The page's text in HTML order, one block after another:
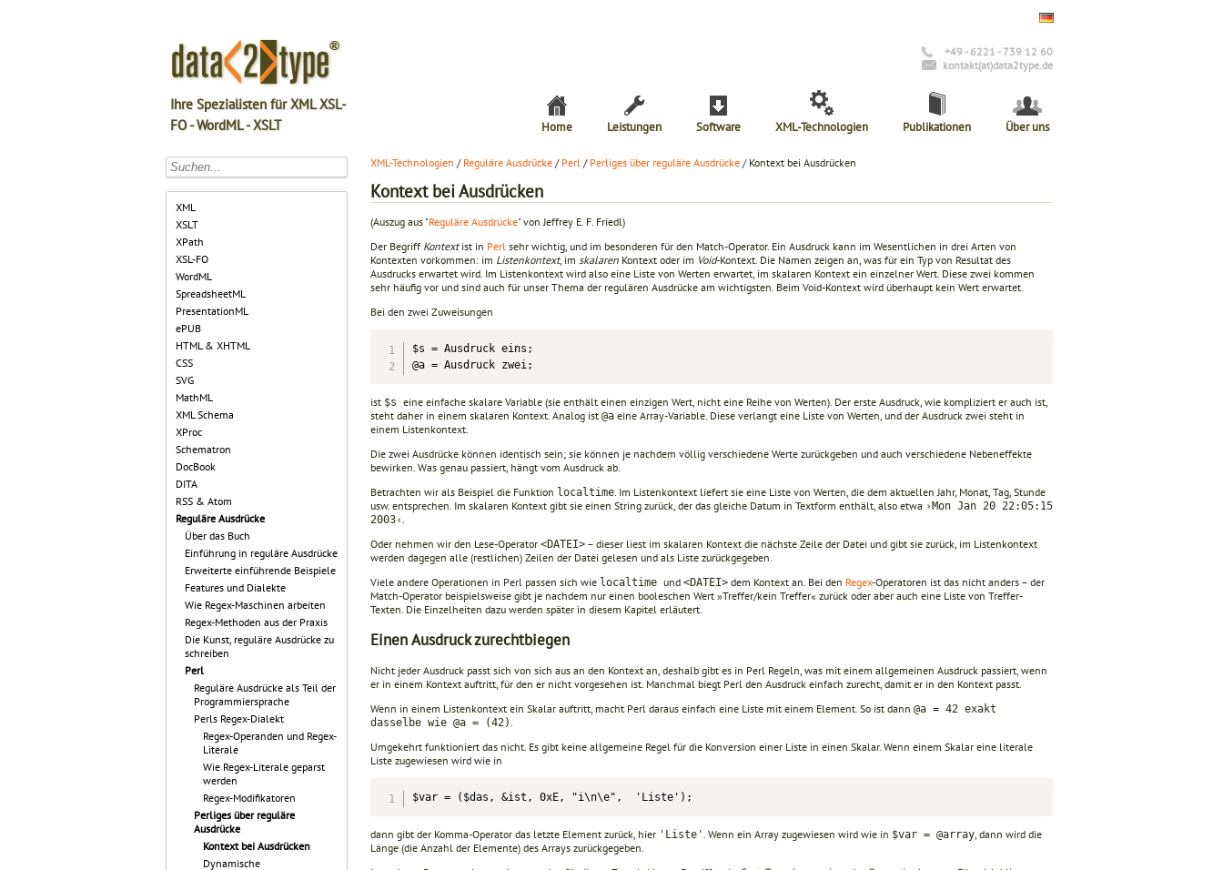
Ihre Spezialisten für XML XSL-
FO - WordML - XSLT
+49 - 6221 - 739 12 60
kontakt(at)data2type.de
Home Leistungen Software XML-Technologien Publikationen Über uns
XML
XSLT
XPath
XSL-FO
WordML
SpreadsheetML
PresentationML
ePUB
HTML & XHTML
CSS
SVG
MathML
XML Schema
XProc
Schematron
DocBook
DITA
RSS & Atom
Reguläre Ausdrücke
Über das Buch
Einführung in reguläre Ausdrücke
Erweiterte einführende Beispiele
Features und Dialekte
Wie Regex-Maschinen arbeiten
Regex-Methoden aus der Praxis
Die Kunst, reguläre Ausdrücke zu
schreiben
Perl
Reguläre Ausdrücke als Teil der
Programmiersprache
Perls Regex-Dialekt
Regex-Operanden und Regex-
Literale
Wie Regex-Literale geparst
werden
Regex-Modifikatoren
Perliges über reguläre
Ausdrücke
Kontext bei Ausdrücken
Dynamische
XML-Technologien / Reguläre Ausdrücke / Perl / Perliges über reguläre Ausdrücke / Kontext bei Ausdrücken
Kontext bei Ausdrücken
(Auszug aus "Reguläre Ausdrücke" von Jeffrey E. F. Friedl)
Der Begriff Kontext ist in Perl sehr wichtig, und im besonderen für den Match-Operator. Ein Ausdruck kann im Wesentlichen in drei Arten von
Kontexten vorkommen: im Listenkontext, im skalaren Kontext oder im Void-Kontext. Die Namen zeigen an, was für ein Typ von Resultat des
Ausdrucks erwartet wird. Im Listenkontext wird also eine Liste von Werten erwartet, im skalaren Kontext ein einzelner Wert. Diese zwei kommen
sehr häufig vor und sind auch für unser Thema der regulären Ausdrücke am wichtigsten. Beim Void-Kontext wird überhaupt kein Wert erwartet.
Bei den zwei Zuweisungen
$s = Ausdruck eins;
@a = Ausdruck zwei;
ist $s eine einfache skalare Variable (sie enthält einen einzigen Wert, nicht eine Reihe von Werten). Der erste Ausdruck, wie kompliziert er auch ist,
steht daher in einem skalaren Kontext. Analog ist @a eine Array-Variable. Diese verlangt eine Liste von Werten, und der Ausdruck zwei steht in
einem Listenkontext.
Die zwei Ausdrücke können identisch sein; sie können je nachdem völlig verschiedene Werte zurückgeben und auch verschiedene Nebeneffekte
bewirken. Was genau passiert, hängt vom Ausdruck ab.
Betrachten wir als Beispiel die Funktion localtime . Im Listenkontext liefert sie eine Liste von Werten, die dem aktuellen Jahr, Monat, Tag, Stunde
usw. entsprechen. Im skalaren Kontext gibt sie einen String zurück, der das gleiche Datum in Textform enthält, also etwa ›Mon Jan 20 22:05:15
2003‹
Oder nehmen wir den Lese-Operator <DATEI> – dieser liest im skalaren Kontext die nächste Zeile der Datei und gibt sie zurück, im Listenkontext
werden dagegen alle (restlichen) Zeilen der Datei gelesen und als Liste zurückgegeben.
Viele andere Operationen in Perl passen sich wie localtime und <DATEI> dem Kontext an. Bei den Regex-Operatoren ist das nicht anders – der
Match-Operator beispielsweise gibt je nachdem nur einen booleschen Wert »Treffer/kein Treffer« zurück oder aber auch eine Liste von Treffer-
Texten. Die Einzelheiten dazu werden später in diesem Kapitel erläutert.
Einen Ausdruck zurechtbiegen
Nicht jeder Ausdruck passt sich von sich aus an den Kontext an, deshalb gibt es in Perl Regeln, was mit einem allgemeinen Ausdruck passiert, wenn
er in einem Kontext auftritt, für den er nicht vorgesehen ist. Manchmal biegt Perl den Ausdruck einfach zurecht, damit er in den Kontext passt.
Wenn in einem Listenkontext ein Skalar auftritt, macht Perl daraus einfach eine Liste mit einem Element. So ist dann @a = 42 exakt
dasselbe wie @a = (42)
Umgekehrt funktioniert das nicht. Es gibt keine allgemeine Regel für die Konversion einer Liste in einen Skalar. Wenn einem Skalar eine literale
Liste zugewiesen wird wie in
$var = ($das, &ist, 0xE, "i\n\e",  'Liste');
dann gibt der Komma-Operator das letzte Element zurück, hier 'Liste' . Wenn ein Array zugewiesen wird wie in $var = @array , dann wird die
Länge (die Anzahl der Elemente) des Arrays zurückgegeben.